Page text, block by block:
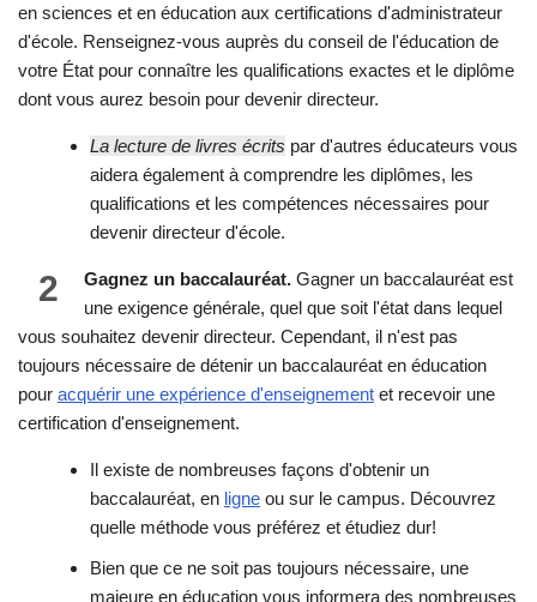
en sciences et en éducation aux certifications d'administrateur
d'école. Renseignez-vous auprès du conseil de l'éducation de
votre État pour connaître les qualifications exactes et le diplôme
dont vous aurez besoin pour devenir directeur.
La lecture de livres écrits par d'autres éducateurs vous
aidera également à comprendre les diplômes, les
qualifications et les compétences nécessaires pour
devenir directeur d'école.
2 Gagnez un baccalauréat. Gagner un baccalauréat est
une exigence générale, quel que soit l'état dans lequel
vous souhaitez devenir directeur. Cependant, il n'est pas
toujours nécessaire de détenir un baccalauréat en éducation
pour acquérir une expérience d'enseignement et recevoir une
certification d'enseignement.
Il existe de nombreuses façons d'obtenir un
baccalauréat, en ligne ou sur le campus. Découvrez
quelle méthode vous préférez et étudiez dur!
Bien que ce ne soit pas toujours nécessaire, une
majeure en éducation vous informera des nombreuses